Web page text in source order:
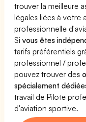
trouver la meilleure
légales liées à votre
professionnelle
Sivous êtes
tarifs préférentiels
professionnel /
pouvez trouver des
spécialement
travail de Pilote
d'aviation sportive.